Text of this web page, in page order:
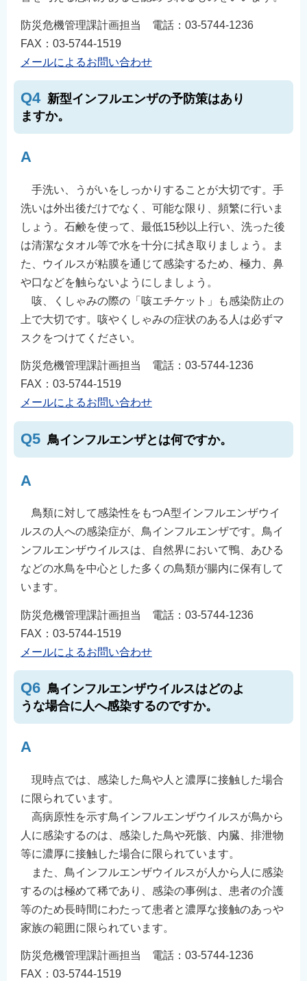
防災危機管理課計画担当 電話：03-5744-1236
FAX：03-5744-1519
メールによるお問い合わせ
Q4 新型インフルエンザの予防策はあり
ますか。
A
手洗い、うがいをしっかりすることが大切です。手
洗いは外出後だけでなく、可能な限り、頻繁に行いま
しょう。石鹸を使って、最低15秒以上行い、洗った後
は清潔なタオル等で水を十分に拭き取りましょう。ま
た、ウイルスが粘膜を通じて感染するため、極力、鼻
や口などを触らないようにしましょう。
咳、くしゃみの際の「咳エチケット」も感染防止の
上で大切です。咳やくしゃみの症状のある人は必ずマ
スクをつけてください。
防災危機管理課計画担当 電話：03-5744-1236
FAX：03-5744-1519
メールによるお問い合わせ
Q5 鳥インフルエンザとは何ですか。
A
鳥類に対して感染性をもつA型インフルエンザウイ
ルスの人への感染症が、鳥インフルエンザです。鳥イ
ンフルエンザウイルスは、自然界において鴨、あひる
などの水鳥を中心とした多くの鳥類が腸内に保有して
います。
防災危機管理課計画担当 電話：03-5744-1236
FAX：03-5744-1519
メールによるお問い合わせ
Q6 鳥インフルエンザウイルスはどのよ
うな場合に人へ感染するのですか。
A
現時点では、感染した鳥や人と濃厚に接触した場合
に限られています。
高病原性を示す鳥インフルエンザウイルスが鳥から
人に感染するのは、感染した鳥や死骸、内臓、排泄物
等に濃厚に接触した場合に限られています。
また、鳥インフルエンザウイルスが人から人に感染
するのは極めて稀であり、感染の事例は、患者の介護
等のため長時間にわたって患者と濃厚な接触のあっや
家族の範囲に限られています。
防災危機管理課計画担当 電話：03-5744-1236
FAX：03-5744-1519